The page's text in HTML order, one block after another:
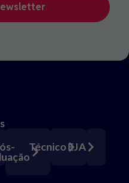
TécnicoEJA